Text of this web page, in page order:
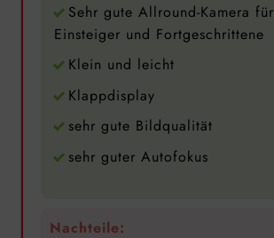
Sehr gute Allround-Kamera für
Einsteiger und Fortgeschrittene
Klein und leicht
Klappdisplay
sehr gute Bildqualität
sehr guter Autofokus
Nachteile: